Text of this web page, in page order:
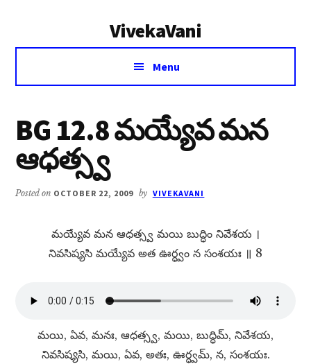
VivekaVani
Voice
Vivekananda
Menu
BG 12.8 మయ్యేవ మన
ఆధత్స్వ
Posted on OCTOBER 22, 2009 by VIVEKAVANI
మయ్యేవ మన ఆధత్స్వ మయి బుద్ధిం నివేశయ ।
నివసిష్యసి మయ్యేవ అత ఊర్ధ్వం న సంశయః ॥ 8
మయి, ఏవ, మనః, ఆధత్స్వ, మయి, బుద్ధిమ్​, నివేశయ,
నివసిష్యసి, మయి, ఏవ, అతః, ఊర్ధ్వమ్​, న, సంశయః.